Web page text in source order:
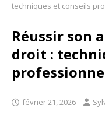
techniques et conseils
Réussir son
droit :
février 21, 2026